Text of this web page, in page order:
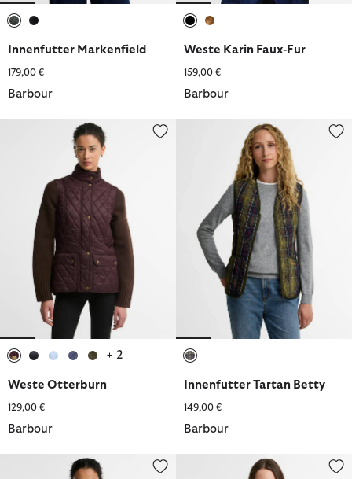
Innenfutter Markenfield
179,00 €
Barbour
Weste Karin Faux-Fur
159,00 €
Barbour
Weste Otterburn
+ 2
Weste Otterburn
129,00 €
Barbour
Innenfutter Tartan Betty
Innenfutter Tartan Betty
149,00 €
Barbour
Barbour Innenfutter Reimagined Icons Reversible Tartan
Barbour Fleeceweste Bowes